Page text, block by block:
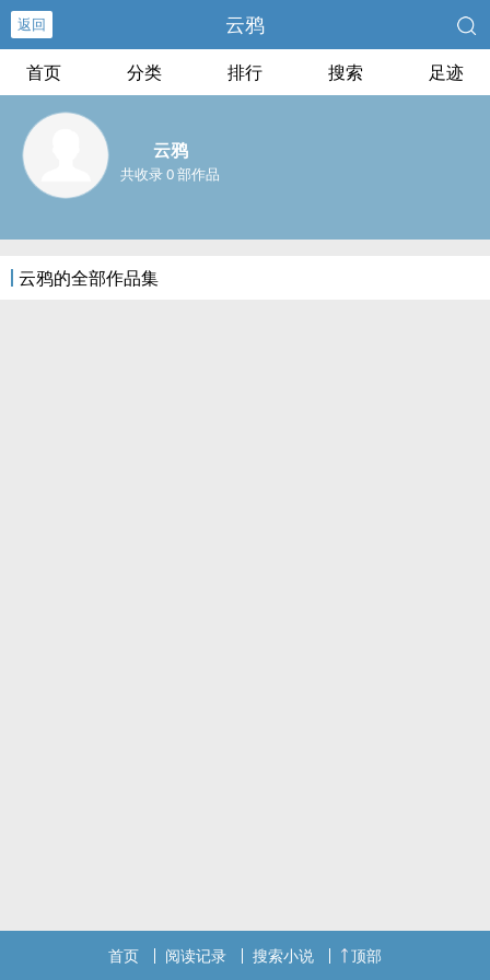
返回 云鸦
首页 分类 排行 搜索 足迹
云鸦
共收录 0 部作品
云鸦的全部作品集
首页 阅读记录 搜索小说 顶部